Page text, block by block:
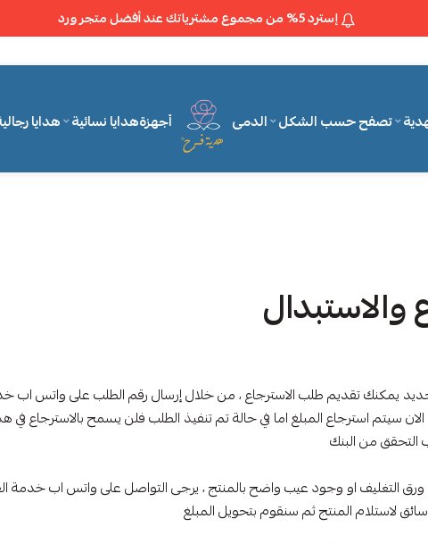
إسترد 5% من مجموع مشترياتك عند أفضل متجر ورد
تصفح حسب الشكل الدمى متجر هدية فرح
أجهزةهدايا نسائية هدايا
والاستبدال
التحقق من البنك
التغليف او وجود عيب واضح بالمنتج ، يرجى التواصل على واتس اب خدمة
لاستلام المنتج ثم سنقوم بتحويل المبلغ